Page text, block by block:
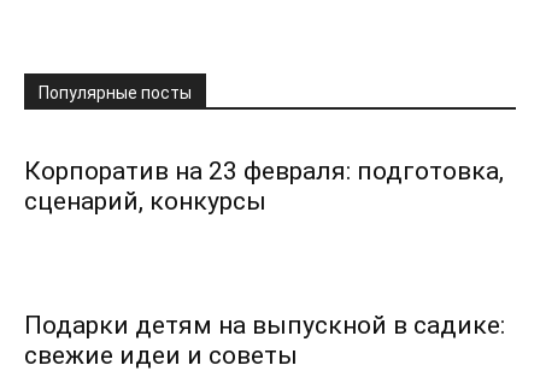
Популярные посты
Корпоратив на 23 февраля: подготовка,
сценарий, конкурсы
Подарки детям на выпускной в садике:
свежие идеи и советы